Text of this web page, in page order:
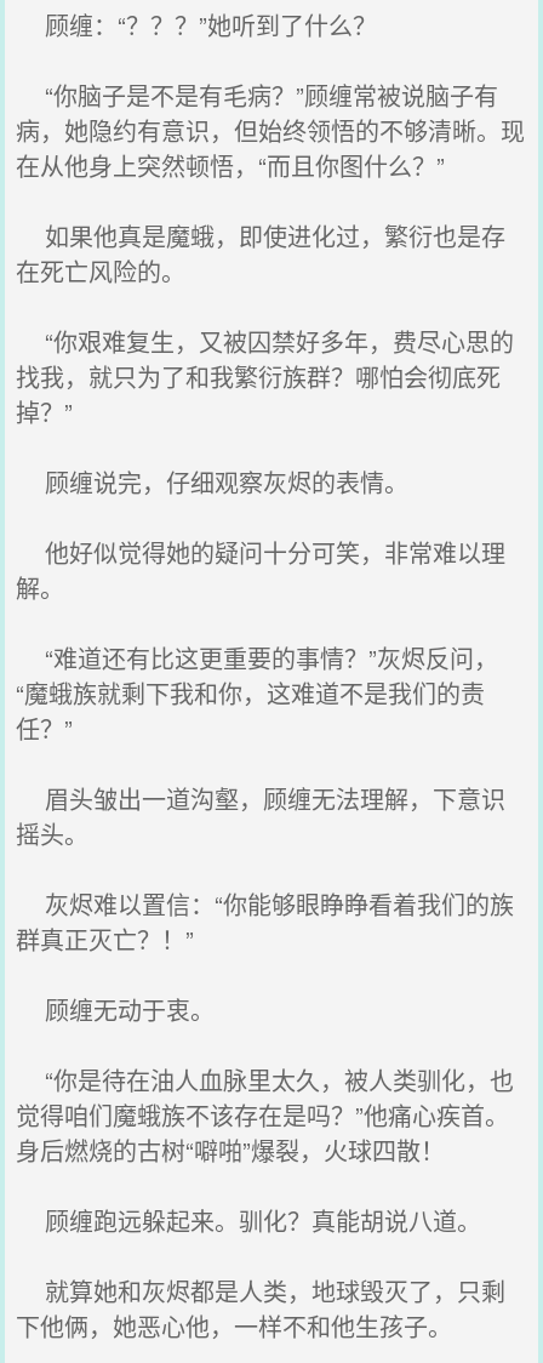
顾缠：“？？？”她听到了什么？
“你脑子是不是有毛病？”顾缠常被说脑子有
病，她隐约有意识，但始终领悟的不够清晰。现
在从他身上突然顿悟，“而且你图什么？”
如果他真是魔蛾，即使进化过，繁衍也是存
在死亡风险的。
“你艰难复生，又被囚禁好多年，费尽心思的
找我，就只为了和我繁衍族群？哪怕会彻底死
掉？”
顾缠说完，仔细观察灰烬的表情。
他好似觉得她的疑问十分可笑，非常难以理
解。
“难道还有比这更重要的事情？”灰烬反问，
“魔蛾族就剩下我和你，这难道不是我们的责
任？”
眉头皱出一道沟壑，顾缠无法理解，下意识
摇头。
灰烬难以置信：“你能够眼睁睁看着我们的族
群真正灭亡？！”
顾缠无动于衷。
“你是待在油人血脉里太久，被人类驯化，也
觉得咱们魔蛾族不该存在是吗？”他痛心疾首。
身后燃烧的古树“噼啪”爆裂，火球四散！
顾缠跑远躲起来。驯化？真能胡说八道。
就算她和灰烬都是人类，地球毁灭了，只剩
下他俩，她恶心他，一样不和他生孩子。